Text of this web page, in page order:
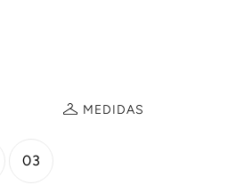
MEDIDAS
03